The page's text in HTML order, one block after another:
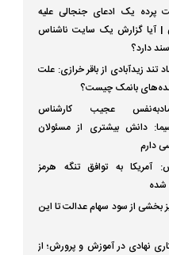
پرده یک ادعای جنجالی علیه
| آیا گزارش یک سایت ناشناس
دارد؟
تند زیدآبادی از باقر خرازی: علت
بانمک چیست؟
عجیب کارشناس
دانش بیشتری از مسئولان
دارم
آمریکا به توافق تنگه هرمز
شده
بخشی از سود سهام عدالت تا این
نهادی در آموزش و پرورش؛ از